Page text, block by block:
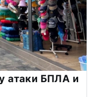
атаки БПЛА и